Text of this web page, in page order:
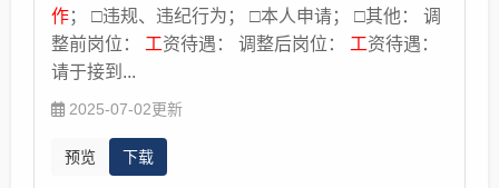
绝单位的调岗降薪行为后，继续在原岗位工作 ，事
后单位变相给你调岗降薪，或者单位不给你提供工
作条件、停发、少发工资等行为，你可以书面向单
行为寄出《被迫解除劳动合同通知书》。经过协商
无果后，你可以书面向当地劳动监察大队投诉维
权。也可以直接提劳动仲裁进行维权。对仲裁裁决
作； □违规、违纪行为； □本人申请； □其他： 调
整前岗位： 工资待遇： 调整后岗位： 工资待遇：
请于接到...
2025-07-02更新
预览 下载